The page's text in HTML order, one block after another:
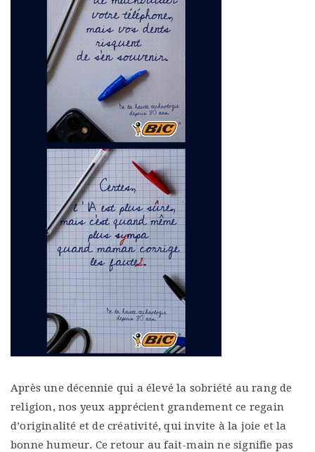
Après une décennie qui a élevé la sobriété au rang de
religion, nos yeux apprécient grandement ce regain
d’originalité et de créativité, qui invite à la joie et la
bonne humeur. Ce retour au fait-main ne signifie pas